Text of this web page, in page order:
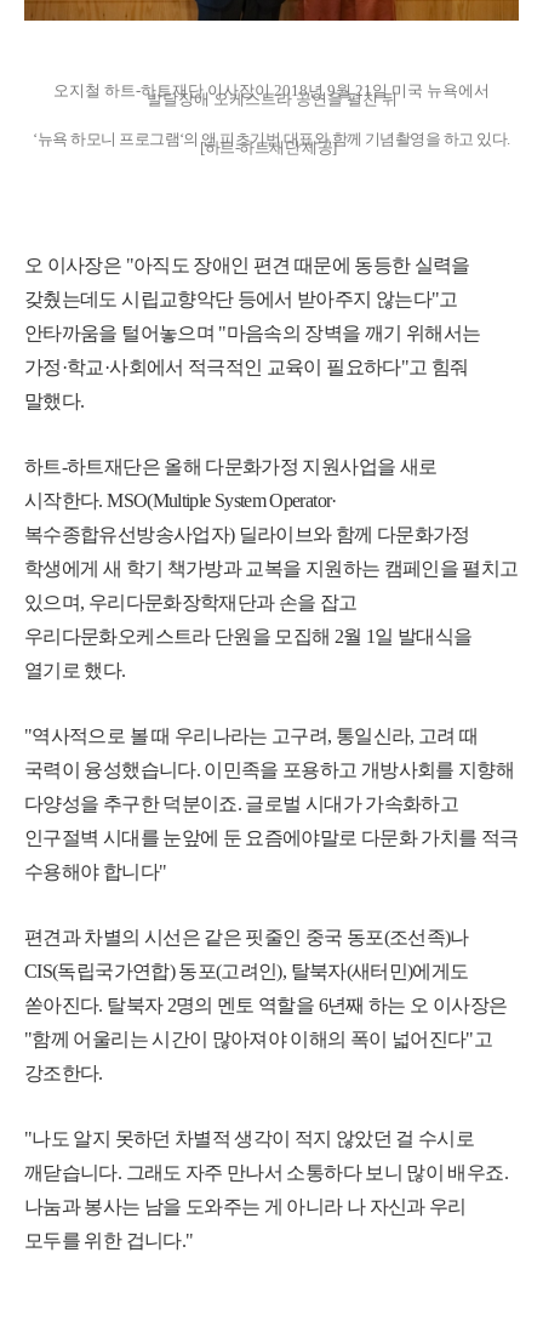
오지철 하트-하트재단 이사장이 2018년 9월 21일 미국 뉴욕에서
발달장애 오케스트라 공연을 펼친 뒤
‘뉴욕 하모니 프로그램‘의 앤 피츠기번 대표와 함께 기념촬영을 하고 있다.
[하트-하트재단 제공]
오 이사장은 "아직도 장애인 편견 때문에 동등한 실력을
갖췄는데도 시립교향악단 등에서 받아주지 않는다"고
안타까움을 털어놓으며 "마음속의 장벽을 깨기 위해서는
가정·학교·사회에서 적극적인 교육이 필요하다"고 힘줘
말했다.
하트-하트재단은 올해 다문화가정 지원사업을 새로
시작한다. MSO(Multiple System Operator·
복수종합유선방송사업자) 딜라이브와 함께 다문화가정
학생에게 새 학기 책가방과 교복을 지원하는 캠페인을 펼치고
있으며, 우리다문화장학재단과 손을 잡고
우리다문화오케스트라 단원을 모집해 2월 1일 발대식을
열기로 했다.
"역사적으로 볼 때 우리나라는 고구려, 통일신라, 고려 때
국력이 융성했습니다. 이민족을 포용하고 개방사회를 지향해
다양성을 추구한 덕분이죠. 글로벌 시대가 가속화하고
인구절벽 시대를 눈앞에 둔 요즘에야말로 다문화 가치를 적극
수용해야 합니다"
편견과 차별의 시선은 같은 핏줄인 중국 동포(조선족)나
CIS(독립국가연합) 동포(고려인), 탈북자(새터민)에게도
쏟아진다. 탈북자 2명의 멘토 역할을 6년째 하는 오 이사장은
"함께 어울리는 시간이 많아져야 이해의 폭이 넓어진다"고
강조한다.
"나도 알지 못하던 차별적 생각이 적지 않았던 걸 수시로
깨닫습니다. 그래도 자주 만나서 소통하다 보니 많이 배우죠.
나눔과 봉사는 남을 도와주는 게 아니라 나 자신과 우리
모두를 위한 겁니다."